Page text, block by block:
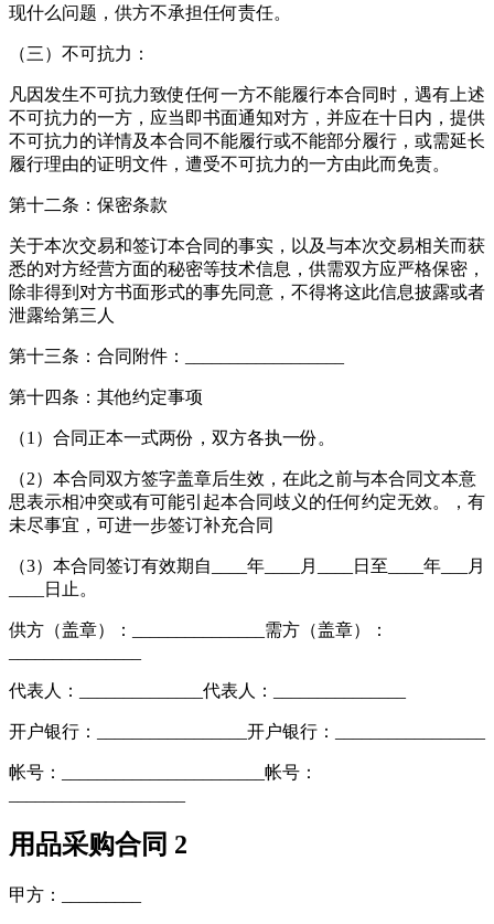
现什么问题，供方不承担任何责任。
（三）不可抗力：
凡因发生不可抗力致使任何一方不能履行本合同时，遇有上述
不可抗力的一方，应当即书面通知对方，并应在十日内，提供
不可抗力的详情及本合同不能履行或不能部分履行，或需延长
履行理由的证明文件，遭受不可抗力的一方由此而免责。
第十二条：保密条款
关于本次交易和签订本合同的事实，以及与本次交易相关而获
悉的对方经营方面的秘密等技术信息，供需双方应严格保密，
除非得到对方书面形式的事先同意，不得将这此信息披露或者
泄露给第三人
第十三条：合同附件：__________________
第十四条：其他约定事项
（1）合同正本一式两份，双方各执一份。
（2）本合同双方签字盖章后生效，在此之前与本合同文本意
思表示相冲突或有可能引起本合同歧义的任何约定无效。，有
未尽事宜，可进一步签订补充合同
（3）本合同签订有效期自____年____月____日至____年___月
____日止。
供方（盖章）：_______________需方（盖章）：
代表人：______________代表人：_______________
开户银行：_________________开户银行：_________________
帐号：_______________________帐号：
用品采购合同 2
甲方：_________